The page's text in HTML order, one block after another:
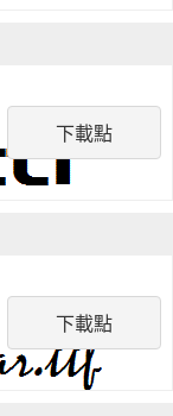
下載點
下載點